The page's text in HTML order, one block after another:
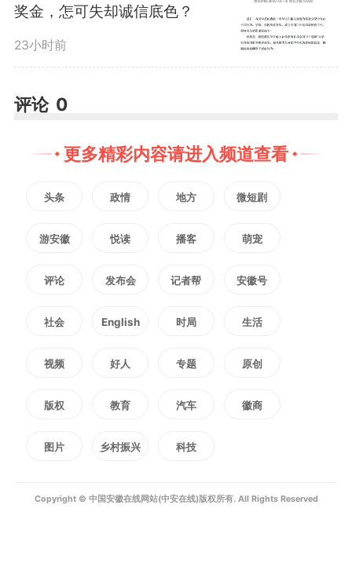
样的高危场所，医生也可能因“低
警觉状态”转向手机寻求刺激。宜
兴医生的行为恰恰印证了这一点：
的即时满足感，已悄然盖过了职业
本能的警觉。从驾驶员开车刷视频
酿出事故，到父母带娃时沉迷直播
致孩子走失，类似场景不断上演，
揭示出一个共性问题：手机依赖正
跨越年龄、职业的界限，成为全民
深究“明知故犯”的根源，既有
奖金，怎可失却诚信底色？
23小时前
评论 0
更多精彩内容请进入频道查看
头条 政情 地方 微短剧
游安徽 悦读 播客 萌宠
评论 发布会 记者帮 安徽号
社会 English 时局 生活
视频 好人 专题 原创
版权 教育 汽车 徽商
图片 乡村振兴 科技
Copyright © 中国安徽在线网站(中安在线)版权所有. All Rights Reserved